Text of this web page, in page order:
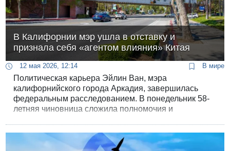
В Калифорнии мэр ушла в отставку и
признала себя «агентом влияния» Китая
12 мая 2026, 12:14 В мире
Политическая карьера Эйлин Ван, мэра
калифорнийского города Аркадия, завершилась
федеральным расследованием. В понедельник 58-
летняя чиновница сложила полномочия и
дело стало очередным подтверждением усилий